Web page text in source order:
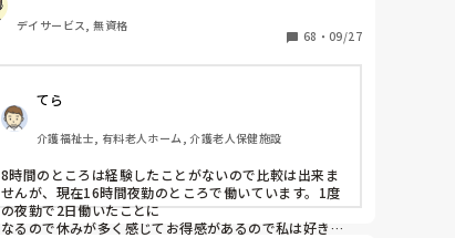
デイサービス, 無資格
68 ・ 09/27
てら
介護福祉士, 有料老人ホーム, 介護老人保健施設
8時間のところは経験したことがないので比較は出来ま
せんが、現在16時間夜勤のところで働いています。1度
の夜勤で2日働いたことに
なるので休みが多く感じてお得感があるので私は好きで